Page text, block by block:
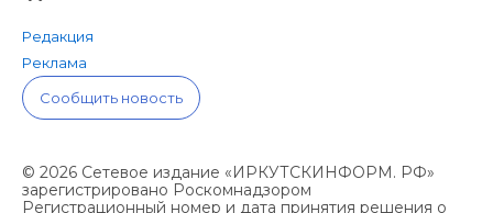
Редакция
Реклама
Сообщить новость
© 2026 Сетевое издание «ИРКУТСКИНФОРМ. РФ»
зарегистрировано Роскомнадзором
Регистрационный номер и дата принятия решения о